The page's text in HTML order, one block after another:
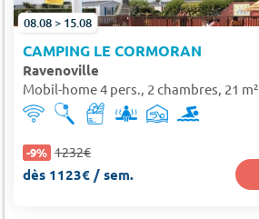
08.08 > 15.08
CAMPING LE CORMORAN
Ravenoville
Mobil-home 4 pers., 2 chambres, 21 m²
-9% 1232€
dès 1123€ / sem.